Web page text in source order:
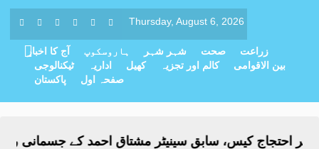
Thursday, August 6, 2026
آج کا اخبار ہاروسکوپ شہر شہر صحت
زراعت
ٹیکنالوجی
اداریہ کھیل کالم اور تجزیہ
بین الاقوامی
پاکستان
صفحہ اول
کیس، سابق سینیٹر مشتاق احمد کے جسمانی ریمانڈ میں 4 روز کی